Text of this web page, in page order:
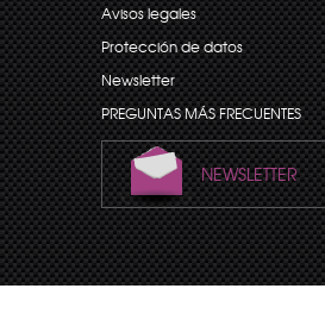
Avisos legales
Protección de datos
Newsletter
PREGUNTAS MÁS FRECUENTES
NEWSLETTER